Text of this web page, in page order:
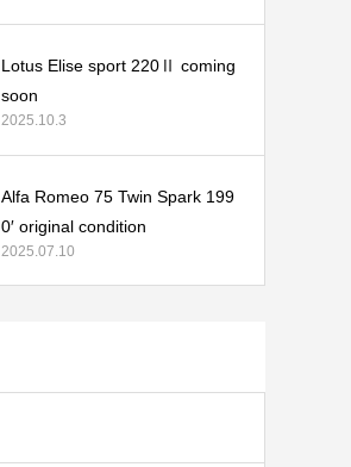
Lotus Elise sport 220Ⅱ coming
soon
2025.10.3
Alfa Romeo 75 Twin Spark 199
0′ original condition
2025.07.10